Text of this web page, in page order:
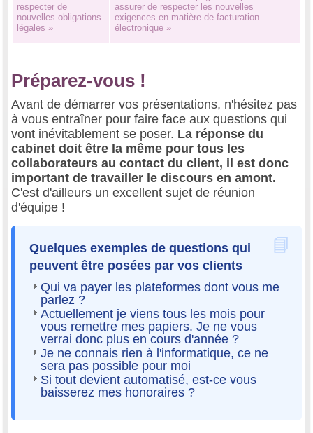
respecter de
nouvelles obligations
légales »
assurer de respecter les nouvelles
exigences en matière de facturation
électronique »
Préparez-vous !
Avant de démarrer vos présentations, n'hésitez pas
à vous entraîner pour faire face aux questions qui
vont inévitablement se poser. La réponse du
cabinet doit être la même pour tous les
collaborateurs au contact du client, il est donc
important de travailler le discours en amont.
C'est d'ailleurs un excellent sujet de réunion
d'équipe !
Quelques exemples de questions qui
peuvent être posées par vos clients
Qui va payer les plateformes dont vous me
parlez ?
Actuellement je viens tous les mois pour
vous remettre mes papiers. Je ne vous
verrai donc plus en cours d'année ?
Je ne connais rien à l'informatique, ce ne
sera pas possible pour moi
Si tout devient automatisé, est-ce vous
baisserez mes honoraires ?